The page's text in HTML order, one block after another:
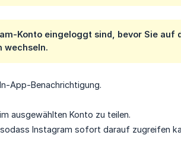
Konto eingeloggt sind, bevor Sie auf
wechseln.
App-Benachrichtigung.
ausgewählten Konto zu teilen.
Instagram sofort darauf zugreifen